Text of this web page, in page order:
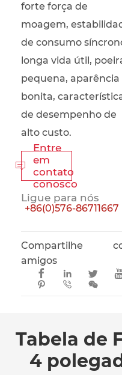
forte força de
moagem,
de consumo
longa vida útil,
pequena, aparência
bonita,
de desempenho de
alto custo.

Entre
em
contato
conosco
Ligue para nós
+86(0)576-86711667
Compartilhe
amigos
  

 
Tabela de
4